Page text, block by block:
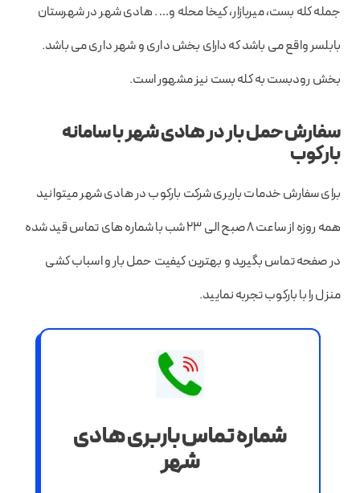
جمله کله بست، میربازار، کیخا محله و… . هادی شهر در شهرستان
بابلسر واقع می باشد که دارای بخش داری و شهر داری می باشد.
بخش رودبست به کله بست نیز مشهور است.
سفارش حمل بار در هادی شهر با سامانه
بارکوب
برای سفارش خدمات باربری شرکت بارکوب در هادی شهر میتوانید
همه روزه از ساعت ۸ صبح الی ۲۳ شب با شماره های تماس قید شده
در صفحه تماس بگیرید و بهترین کیفیت حمل بار و اسباب کشی
منزل را با بارکوب تجربه نمایید.
شماره تماس باربری هادی
شهر